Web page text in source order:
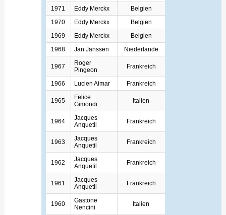
1971
Eddy Merckx
Belgien
1970
Eddy Merckx
Belgien
1969
Eddy Merckx
Belgien
1968
Jan Janssen Niederlande
1967
Roger
Pingeon
Frankreich
1966 Lucien Aimar Frankreich
1965
Felice
Gimondi
Italien
1964
Jacques
Anquetil
Frankreich
1963
Jacques
Anquetil
Frankreich
1962
Jacques
Anquetil
Frankreich
1961
Jacques
Anquetil
Frankreich
1960
Gastone
Nencini
Italien